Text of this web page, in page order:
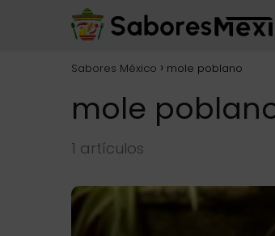
Sabores México mole poblano
mole
1 artículos